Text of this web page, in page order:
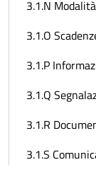
3.1.N
3.1.O
3.1.P
3.1.Q
3.1.R
3.1.S